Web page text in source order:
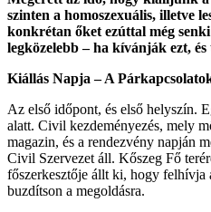
szinten a homoszexuális, illetve
konkrétan őket ezúttal még
legközelebb – ha kívánják ezt, és
Kiállás Napja – A
Az első időpont, és első helyszín.
alatt. Civil kezdeményezés, mely
magazin, és a rendezvény napján
Civil Szervezet áll. Kőszeg Fő
főszerkesztője állt ki, hogy felhívja
buzdítson a megoldásra.